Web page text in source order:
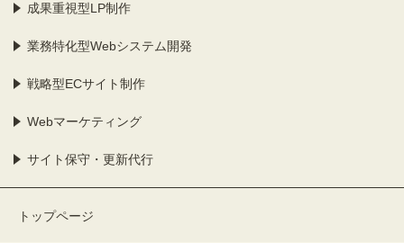
成果重視型LP制作
業務特化型Webシステム開発
戦略型ECサイト制作
Webマーケティング
サイト保守・更新代行
トップページ